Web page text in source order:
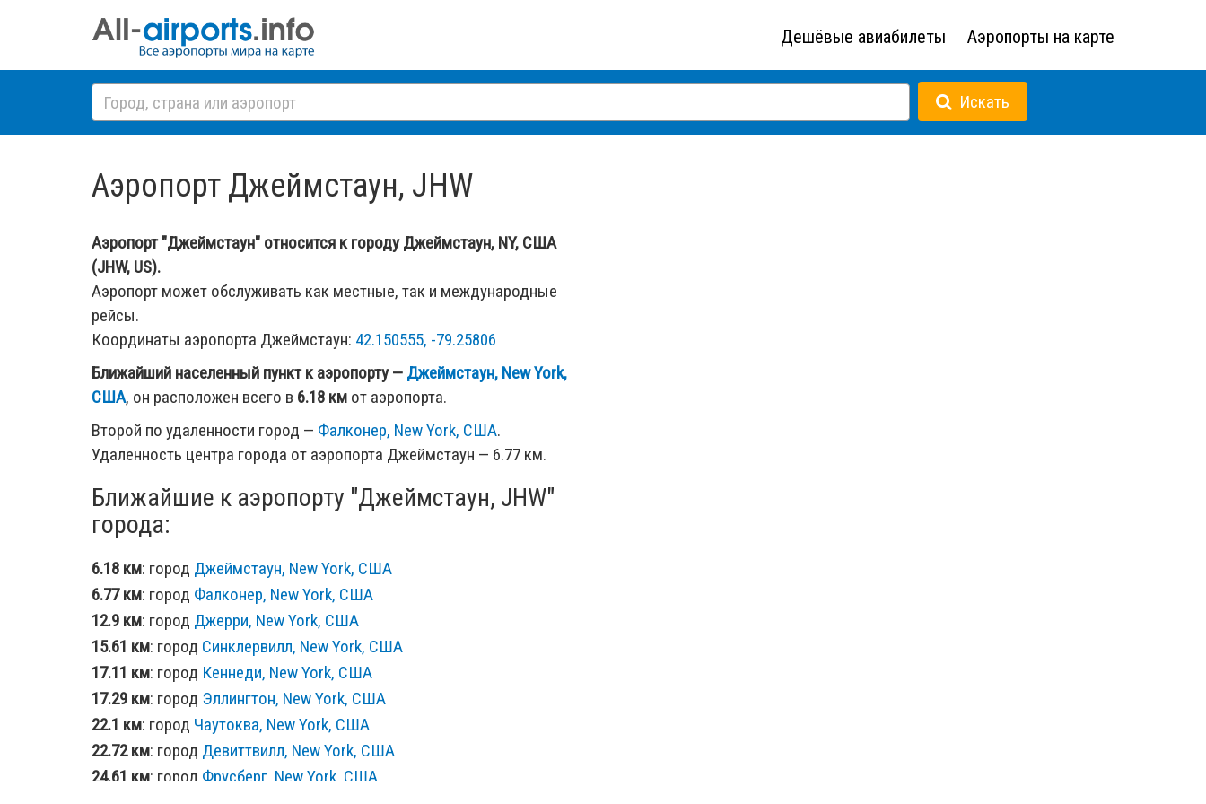
Дешёвые авиабилеты Аэропорты на карте
Искать
Аэропорт Джеймстаун, JHW
Аэропорт "Джеймстаун" относится к городу Джеймстаун, NY, США
(JHW, US).
Аэропорт может обслуживать как местные, так и международные
рейсы.
Координаты аэропорта Джеймстаун: 42.150555, -79.25806
Ближайший населенный пункт к аэропорту — Джеймстаун, New York,
США, он расположен всего в 6.18 км от аэропорта.
Второй по удаленности город — Фалконер, New York, США.
Удаленность центра города от аэропорта Джеймстаун — 6.77 км.
Ближайшие к аэропорту "Джеймстаун, JHW"
города:
6.18 км: город Джеймстаун, New York, США
6.77 км: город Фалконер, New York, США
12.9 км: город Джерри, New York, США
15.61 км: город Синклервилл, New York, США
17.11 км: город Кеннеди, New York, США
17.29 км: город Эллингтон, New York, США
22.1 км: город Чаутоква, New York, США
22.72 км: город Девиттвилл, New York, США
24.61 км: город Фрусберг, New York, США